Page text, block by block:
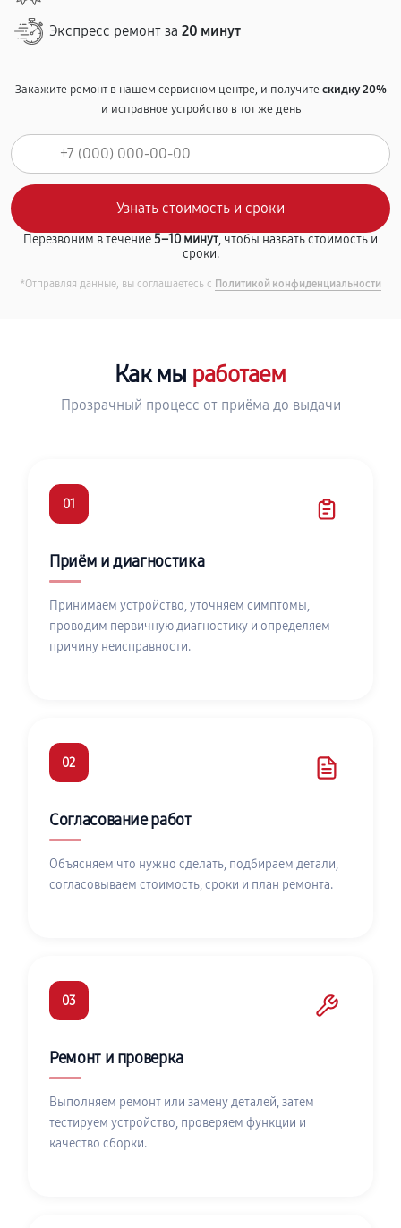
Экспресс ремонт за 20 минут
Закажите ремонт в нашем сервисном центре, и получитескидку 20%
и исправное устройство в тот же день
Перезвоним в течение5–10 минут, чтобы назвать стоимость и
сроки.
*Отправляя данные, вы соглашаетесь с Политикой конфиденциальности
Как мы работаем
Прозрачный процесс от приёма до выдачи
01
Приём и диагностика
Принимаем устройство, уточняем симптомы,
проводим первичную диагностику и определяем
причину неисправности.
02
Согласование работ
Объясняем что нужно сделать, подбираем детали,
согласовываем стоимость, сроки и план ремонта.
03
Ремонт и проверка
Выполняем ремонт или замену деталей, затем
тестируем устройство, проверяем функции и
качество сборки.